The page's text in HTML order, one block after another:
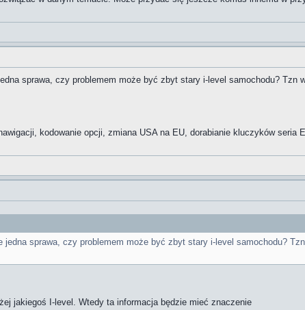
sprawa, czy problemem może być zbyt stary i-level samochodu? Tzn
kodowanie opcji, zmiana USA na EU, dorabianie kluczyków seria
sprawa, czy problemem może być zbyt stary i-level samochodu?
jakiegoś I-level. Wtedy ta informacja będzie mieć znaczenie